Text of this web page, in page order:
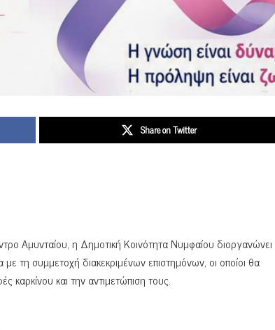
Share on Twitter
Αμυνταίου, η Δημοτική Κοινότητα Νυμφαίου
τη συμμετοχή διακεκριμένων επιστημόνων, οι οποίοι θα
και την αντιμετώπιση τους.